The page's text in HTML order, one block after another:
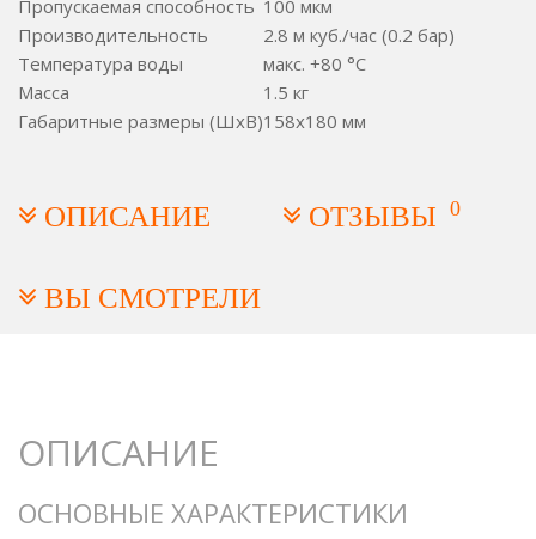
Пропускаемая способность 100 мкм
Производительность
2.8 м куб./час (0.2 бар)
Температура воды
макс. +80 °C
Масса
1.5 кг
Габаритные размеры (ШxВ)158x180 мм
ОПИСАНИЕ ОТЗЫВЫ 0
ВЫ СМОТРЕЛИ
ОПИСАНИЕ
ОСНОВНЫЕ ХАРАКТЕРИСТИКИ